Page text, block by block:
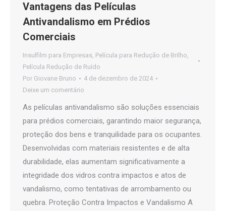
Vantagens das Películas
Antivandalismo em Prédios
Comerciais
Insulfilm para Empresas, Película para Redução de Brilho,
Película Redução de Ruído
Por Giovane Bruno
4 de dezembro de 2024
Deixe um comentário
As películas antivandalismo são soluções essenciais
para prédios comerciais, garantindo maior segurança,
proteção dos bens e tranquilidade para os ocupantes.
Desenvolvidas com materiais resistentes e de alta
durabilidade, elas aumentam significativamente a
integridade dos vidros contra impactos e atos de
vandalismo, como tentativas de arrombamento ou
quebra. Proteção Contra Impactos e Vandalismo A